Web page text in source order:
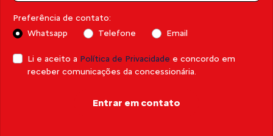
Preferência de contato:
Whatsapp
Telefone Email
Li e aceito a Política de Privacidade e concordo em
receber comunicações da concessionária.
Entrar em contato